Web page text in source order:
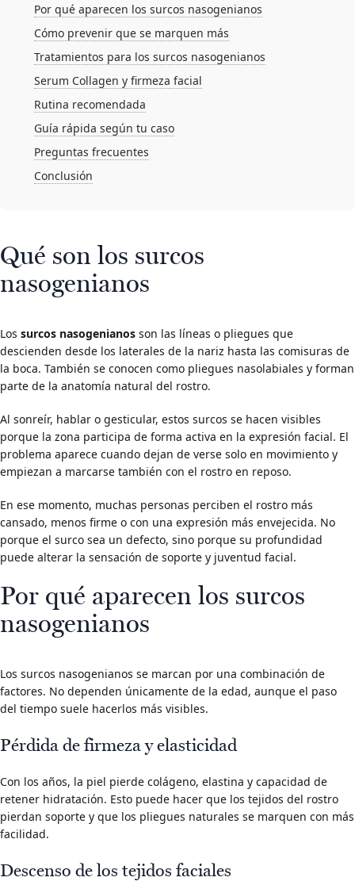
Por qué aparecen los surcos nasogenianos
Cómo prevenir que se marquen más
Tratamientos para los surcos nasogenianos
Serum Collagen y firmeza facial
Rutina recomendada
Guía rápida según tu caso
Preguntas frecuentes
Conclusión
Qué son los surcos
nasogenianos
Los surcos nasogenianosson las líneas o pliegues que
descienden desde los laterales de la nariz hasta las comisuras de
la boca. También se conocen como pliegues nasolabiales y forman
parte de la anatomía natural del rostro.
Al sonreír, hablar o gesticular, estos surcos se hacen visibles
porque la zona participa de forma activa en la expresión facial. El
problema aparece cuando dejan de verse solo en movimiento y
empiezan a marcarse también con el rostro en reposo.
En ese momento, muchas personas perciben el rostro más
cansado, menos firme o con una expresión más envejecida. No
porque el surco sea un defecto, sino porque su profundidad
puede alterar la sensación de soporte y juventud facial.
Por qué aparecen los surcos
nasogenianos
Los surcos nasogenianos se marcan por una combinación de
factores. No dependen únicamente de la edad, aunque el paso
del tiempo suele hacerlos más visibles.
Pérdida de firmeza y elasticidad
Con los años, la piel pierde colágeno, elastina y capacidad de
retener hidratación. Esto puede hacer que los tejidos del rostro
pierdan soporte y que los pliegues naturales se marquen con más
facilidad.
Descenso de los tejidos faciales